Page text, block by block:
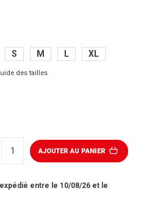
S M L
XL
des tailles
AJOUTER AU PANIER
entre le 10/08/26 et le